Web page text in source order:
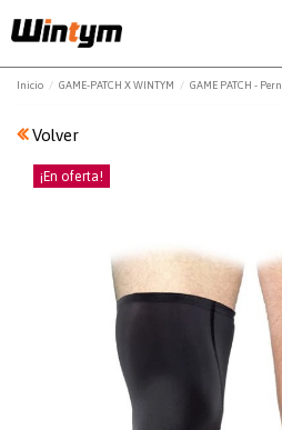
Inicio GAME-PATCH X WINTYM GAME PATCH -
Volver
¡En oferta!